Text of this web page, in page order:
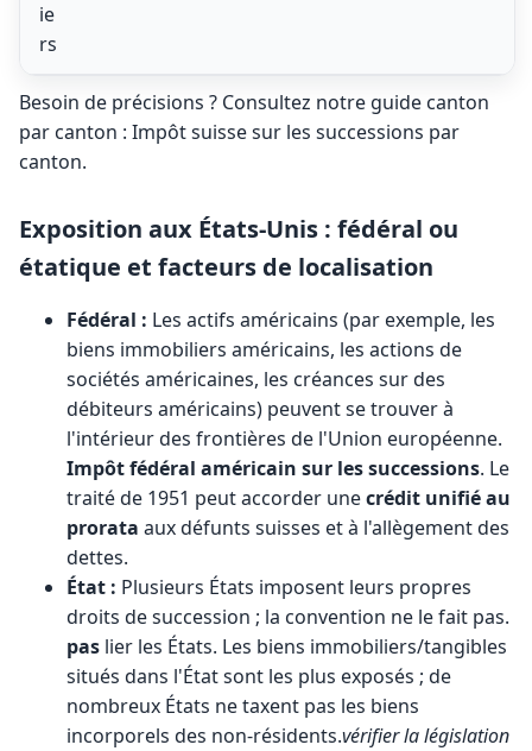
ie
rs
Besoin de précisions ? Consultez notre guide canton
par canton : Impôt suisse sur les successions par
canton.
Exposition aux États-Unis : fédéral ou
étatique et facteurs de localisation
Fédéral : Les actifs américains (par exemple, les
biens immobiliers américains, les actions de
sociétés américaines, les créances sur des
débiteurs américains) peuvent se trouver à
l'intérieur des frontières de l'Union européenne.
Impôt fédéral américain sur les successions. Le
traité de 1951 peut accorder unecrédit unifié au
prorata aux défunts suisses et à l'allègement des
dettes.
État : Plusieurs États imposent leurs propres
droits de succession ; la convention ne le fait pas.
pas lier les États. Les biens immobiliers/tangibles
situés dans l'État sont les plus exposés ; de
nombreux États ne taxent pas les biens
incorporels des non-résidents.vérifier la législation